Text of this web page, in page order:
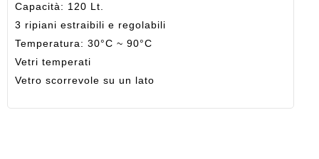
Capacità: 120 Lt.
3 ripiani estraibili e regolabili
Temperatura: 30°C ~ 90°C
Vetri temperati
Vetro scorrevole su un lato